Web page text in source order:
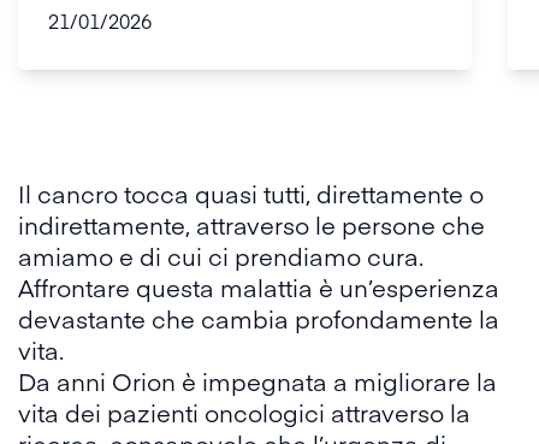
21/01/2026
Il cancro tocca quasi tutti, direttamente o
indirettamente, attraverso le persone che
amiamo e di cui ci prendiamo cura.
Affrontare questa malattia è un’esperienza
devastante che cambia profondamente la
vita.
Da anni Orion è impegnata a migliorare la
vita dei pazienti oncologici attraverso la